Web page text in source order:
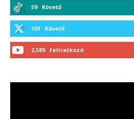
59 Követő
101 Követő
2,589 Feliratkozó